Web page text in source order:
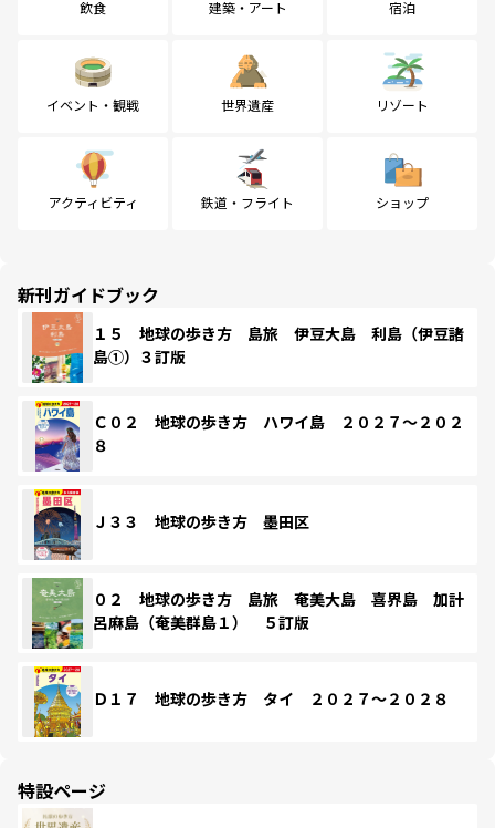
飲食 建築・アート 宿泊
イベント・観戦 世界遺産 リゾート
アクティビティ 鉄道・フライト ショップ
新刊ガイドブック
１５ 地球の歩き方 島旅 伊豆大島 利島（伊豆諸
島①）３訂版
Ｃ０２ 地球の歩き方 ハワイ島 ２０２７～２０２
８
Ｊ３３ 地球の歩き方 墨田区
０２ 地球の歩き方 島旅 奄美大島 喜界島 加計
呂麻島（奄美群島１） ５訂版
Ｄ１７ 地球の歩き方 タイ ２０２７～２０２８
特設ページ